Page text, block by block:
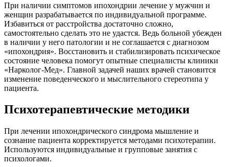
При наличии симптомов ипохондрии лечение у мужчин и
женщин разрабатывается по индивидуальной программе.
Избавиться от расстройства достаточно сложно,
самостоятельно сделать это не удастся. Ведь больной убежден
в наличии у него патологии и не соглашается с диагнозом
«ипохондрия». Восстановить и стабилизировать психическое
состояние человека помогут опытные специалисты клиники
«Нарколог-Мед». Главной задачей наших врачей становится
изменение поведенческого и мыслительного стереотипа у
пациента.
Психотерапевтические методики
При лечении ипохондрического синдрома мышление и
сознание пациента корректируется методами психотерапии.
Используются индивидуальные и групповые занятия с
психологами.